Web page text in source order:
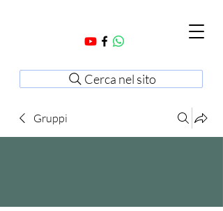
Cerca nel sito
Gruppi